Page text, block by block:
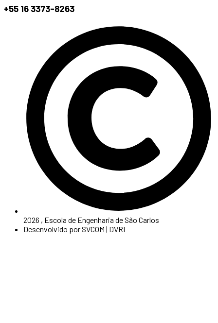
+55 16 3373-8263
2026 , Escola de Engenharia de São Carlos
Desenvolvido por SVCOM | DVRI